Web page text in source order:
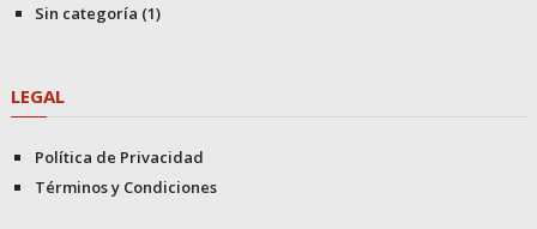
Sin categoría (1)
LEGAL
Política de Privacidad
Términos y Condiciones